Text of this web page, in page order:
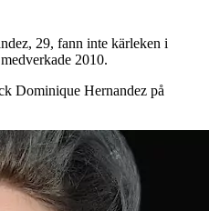
29, fann inte kärleken i
2010.
Dominique Hernandez på